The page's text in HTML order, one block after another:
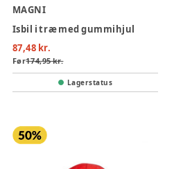
MAGNI
Isbil i træ med gummihjul
87,48 kr.
Før174,95 kr.
Lagerstatus